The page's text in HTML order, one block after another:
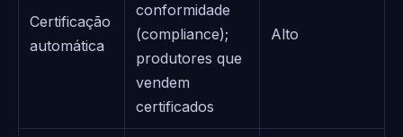
Certificação
automática
conformidade
(compliance);
produtores que
vendem
certificados
Alto